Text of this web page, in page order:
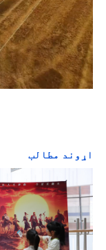
اړوند مطالب